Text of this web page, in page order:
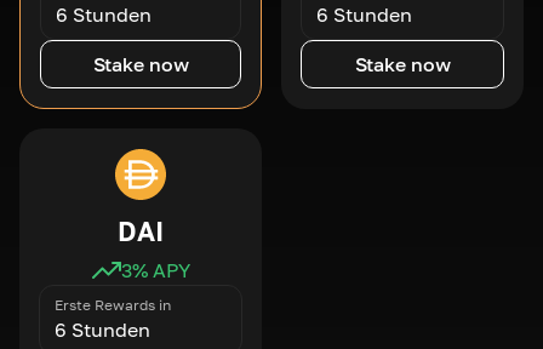
6 Stunden
Stake now
6 Stunden
Stake now
DAI
3% APY
Erste Rewards in
6 Stunden